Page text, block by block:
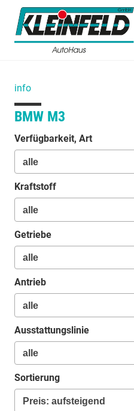
info
BMW M3
Verfügbarkeit, Art
Kraftstoff
Getriebe
Antrieb
Ausstattungslinie
Sortierung